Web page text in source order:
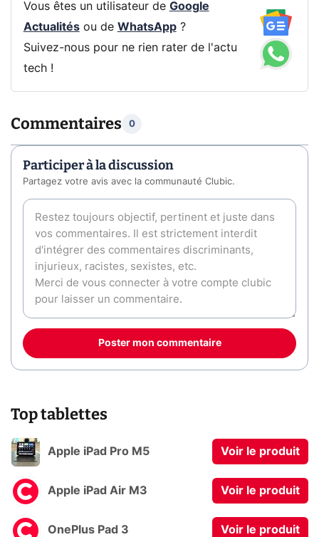
Vous êtes un utilisateur de Google
Actualitésou de WhatsApp?
Suivez-nous pour ne rien rater de l'actu
tech !
Commentaires 0
Participer à la discussion
Partagez votre avis avec la communauté Clubic.
Poster mon commentaire
Top tablettes
Apple iPad Pro M5 Voir le produit
Apple iPad Air M3 Voir le produit
OnePlus Pad 3 Voir le produit